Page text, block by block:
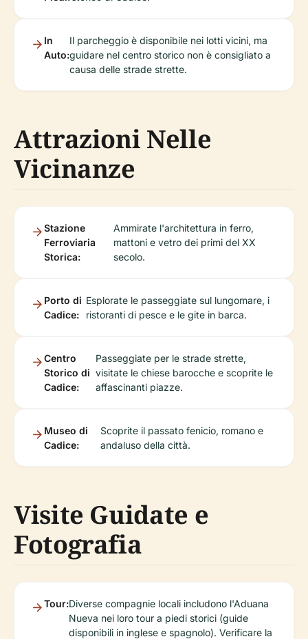
In
Auto:
Il parcheggio è disponibile nei lotti vicini, ma
guidare nel centro storico non è consigliato a
causa delle strade strette.
Attrazioni Nelle
Vicinanze
Stazione
Ferroviaria
Storica:
Ammirate l'architettura in ferro,
mattoni e vetro dei primi del XX
secolo.
Porto di
Cadice:
Esplorate le passeggiate sul lungomare, i
ristoranti di pesce e le gite in barca.
Centro
Storico di
Cadice:
Passeggiate per le strade strette,
visitate le chiese barocche e scoprite le
affascinanti piazze.
Museo di
Cadice:
Scoprite il passato fenicio, romano e
andaluso della città.
Visite Guidate e
Fotografia
Tour:Diverse compagnie locali includono l'Aduana
Nueva nei loro tour a piedi storici (guide
disponibili in inglese e spagnolo). Verificare la